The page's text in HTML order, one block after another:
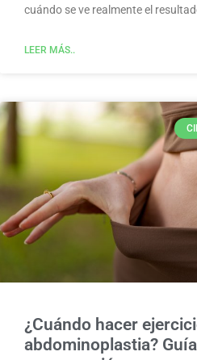
cuándo se ve realmente el
LEER MÁS..
¿Cuándo hacer
abdominoplastia?